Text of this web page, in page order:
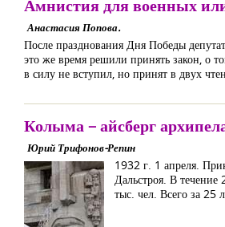
Амнистия для военных
Анастасия Попова.
После празднования Дня Победы
это же время решили принять закон, о
в силу не вступил, но принят в двух
Колыма – айсберг
Юрий Трифонов-Репин
1932 г. 1 апреля.
Дальстроя. В
тыс. чел. Всего за